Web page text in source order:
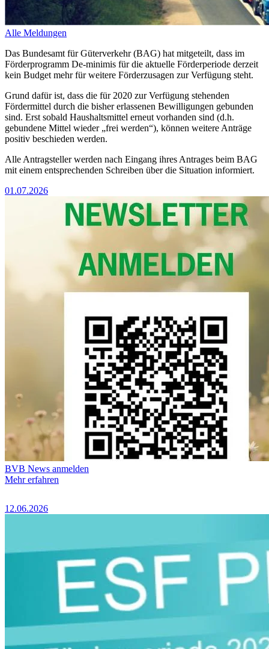
Alle Meldungen
Das Bundesamt für Güterverkehr (BAG) hat mitgeteilt, dass im
Förderprogramm De-minimis für die aktuelle Förderperiode derzeit
kein Budget mehr für weitere Förderzusagen zur Verfügung steht.
Grund dafür ist, dass die für 2020 zur Verfügung stehenden
Fördermittel durch die bisher erlassenen Bewilligungen gebunden
sind. Erst sobald Haushaltsmittel erneut vorhanden sind (d.h.
gebundene Mittel wieder „frei werden“), können weitere Anträge
positiv beschieden werden.
Alle Antragsteller werden nach Eingang ihres Antrages beim BAG
mit einem entsprechenden Schreiben über die Situation informiert.
01.07.2026
BVB News anmelden
Mehr erfahren
12.06.2026